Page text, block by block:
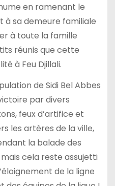
en ramenant le
sa demeure familiale
à toute la famille
réunis que cette
à Feu Djillali.
de Sidi Bel Abbes
par divers
feux d’artifice et
les artères de la ville,
la balade des
cela reste assujetti
de la ligne